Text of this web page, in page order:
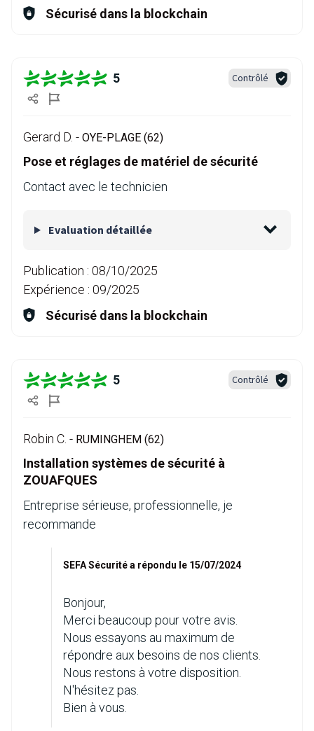
Sécurisé dans la blockchain
5 Contrôlé
Gerard D. - OYE-PLAGE (62)
Pose et réglages de matériel de sécurité
Contact avec le technicien
Evaluation détaillée
Publication : 08/10/2025
Expérience : 09/2025
Sécurisé dans la blockchain
5 Contrôlé
Robin C. - RUMINGHEM (62)
Installation systèmes de sécurité à
ZOUAFQUES
Entreprise sérieuse, professionnelle, je
recommande
SEFA Sécurité a répondu le 15/07/2024
Bonjour,
Merci beaucoup pour votre avis.
Nous essayons au maximum de
répondre aux besoins de nos clients.
Nous restons à votre disposition.
N'hésitez pas.
Bien à vous.